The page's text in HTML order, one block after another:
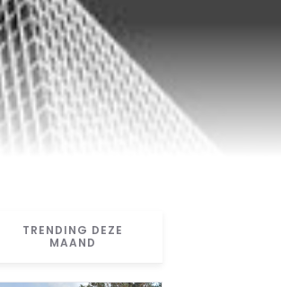
TRENDING DEZE
MAAND